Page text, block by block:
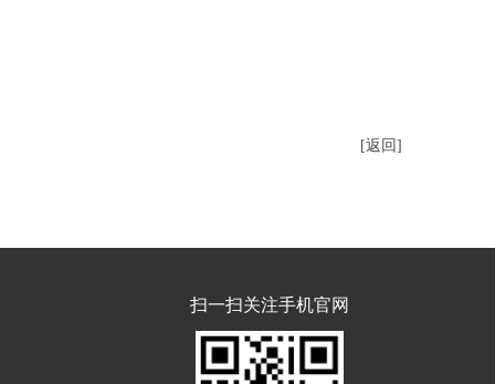
[返回]
扫一扫关注手机官网